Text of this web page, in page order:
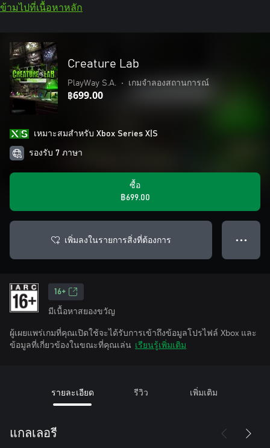
ข้ามไปที่เนื้อหาหลัก
Creature Lab
PlayWay S.A. • เกมจำลองสถานการณ์
฿699.00
เหมาะสมสําหรับ Xbox Series X|S
รองรับ 7 ภาษา
ซื้อ
฿699.00
เพิ่มลงในรายการสิ่งที่ต้องการ ● ● ●
16+
มีเนื้อหาสยองขวัญ
ผู้เผยแพร่เกมที่คุณเปิดใช้จะได้รับการเข้าถึงข้อมูลโปรไฟล์ Xbox และ
ข้อมูลที่เกี่ยวข้องในขณะที่คุณเล่น เรียนรู้เพิ่มเติม
รายละเอียด รีวิว เพิ่มเติม
แกลเลอรี